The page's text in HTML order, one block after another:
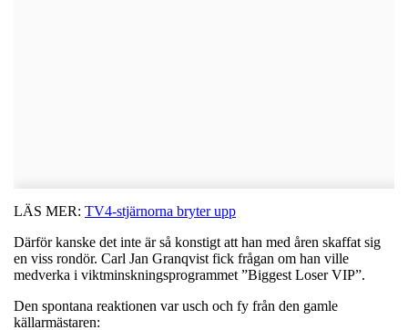
LÄS MER: TV4-stjärnorna bryter upp
Därför kanske det inte är så konstigt att han med åren skaffat sig
en viss rondör. Carl Jan Granqvist fick frågan om han ville
medverka i viktminskningsprogrammet ”Biggest Loser VIP”.
Den spontana reaktionen var usch och fy från den gamle
källarmästaren: